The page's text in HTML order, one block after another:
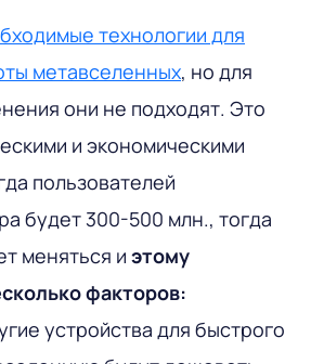
технологии для
метавселенных, но для
они не подходят. Это
и экономическими
пользователей
будет 300-500 млн., тогда
меняться и этому
факторов:
устройства для быстрого